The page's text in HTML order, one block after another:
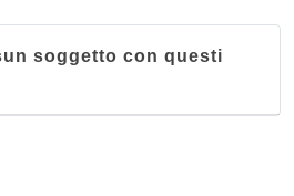
soggetto con questi